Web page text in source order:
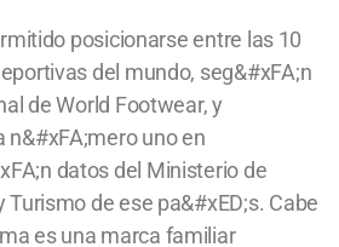
posicionarse entre las 10
del mundo, seg&#xFA;n
de World Footwear, y
n&#xFA;mero uno en
datos del Ministerio de
de ese pa&#xED;s. Cabe
es una marca familiar